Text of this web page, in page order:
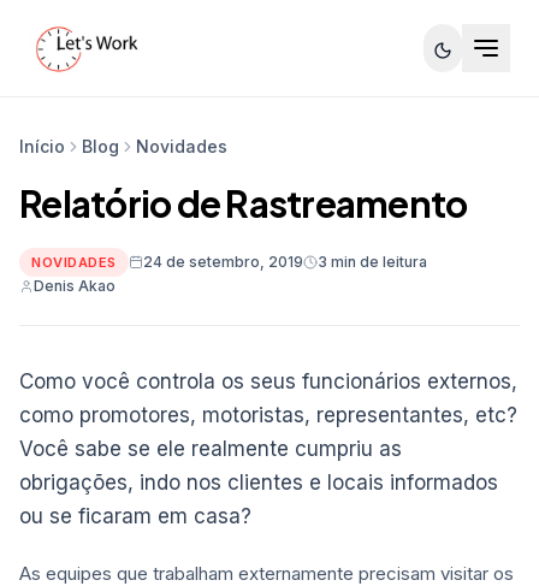
Início Blog Novidades
Relatório de Rastreamento
NOVIDADES 24 de setembro, 2019
3 min de leitura
Denis Akao
Como você controla os seus funcionários externos,
como promotores, motoristas, representantes, etc?
Você sabe se ele realmente cumpriu as
obrigações, indo nos clientes e locais informados
ou se ficaram em casa?
As equipes que trabalham externamente precisam visitar os